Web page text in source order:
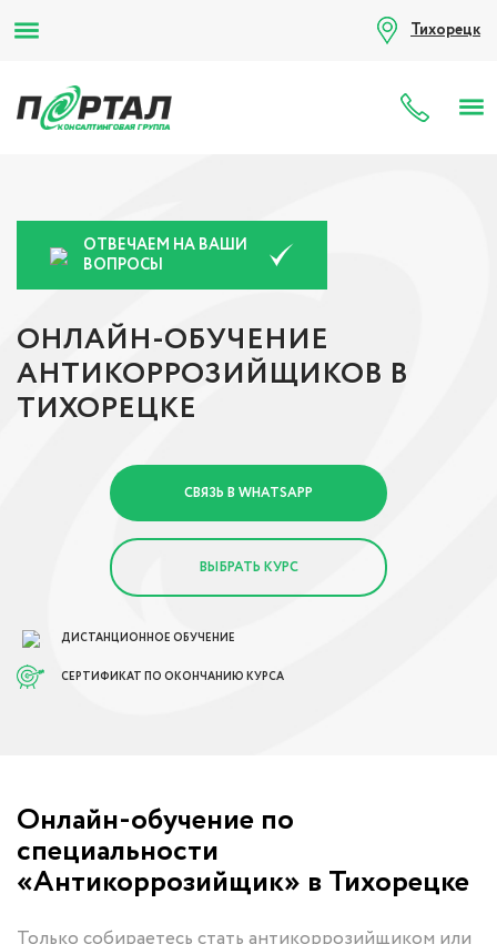
Тихорецк
8
ОТВЕЧАЕМ НА ВАШИ
ВОПРОСЫ
ОНЛАЙН-ОБУЧЕНИЕ
АНТИКОРРОЗИЙЩИКОВ В
ТИХОРЕЦКЕ
СВЯЗЬ В WHATSAPP
ВЫБРАТЬ КУРС
ДИСТАНЦИОННОЕ ОБУЧЕНИЕ
СЕРТИФИКАТ ПО ОКОНЧАНИЮ КУРСА
Онлайн-обучение по
специальности
«Антикоррозийщик» в Тихорецке